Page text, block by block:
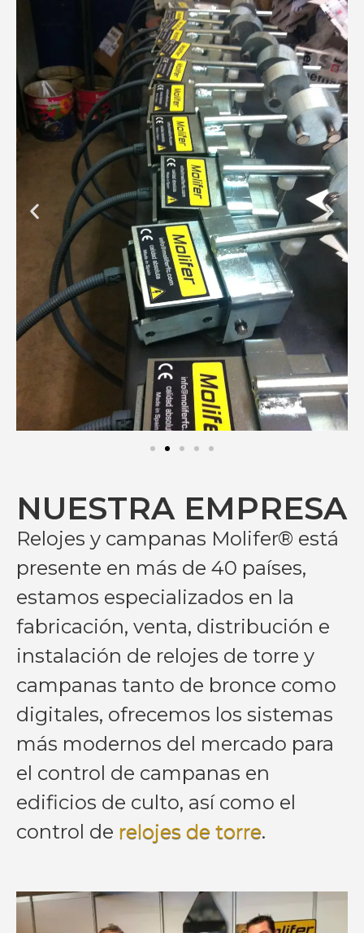
NUESTRA EMPRESA
Relojes y campanas Molifer® está
presente en más de 40 países,
estamos especializados en la
fabricación, venta, distribución e
instalación de relojes de torre y
campanas tanto de bronce como
digitales, ofrecemos los sistemas
más modernos del mercado para
el control de campanas en
edificios de culto, así como el
control de relojes de torre.